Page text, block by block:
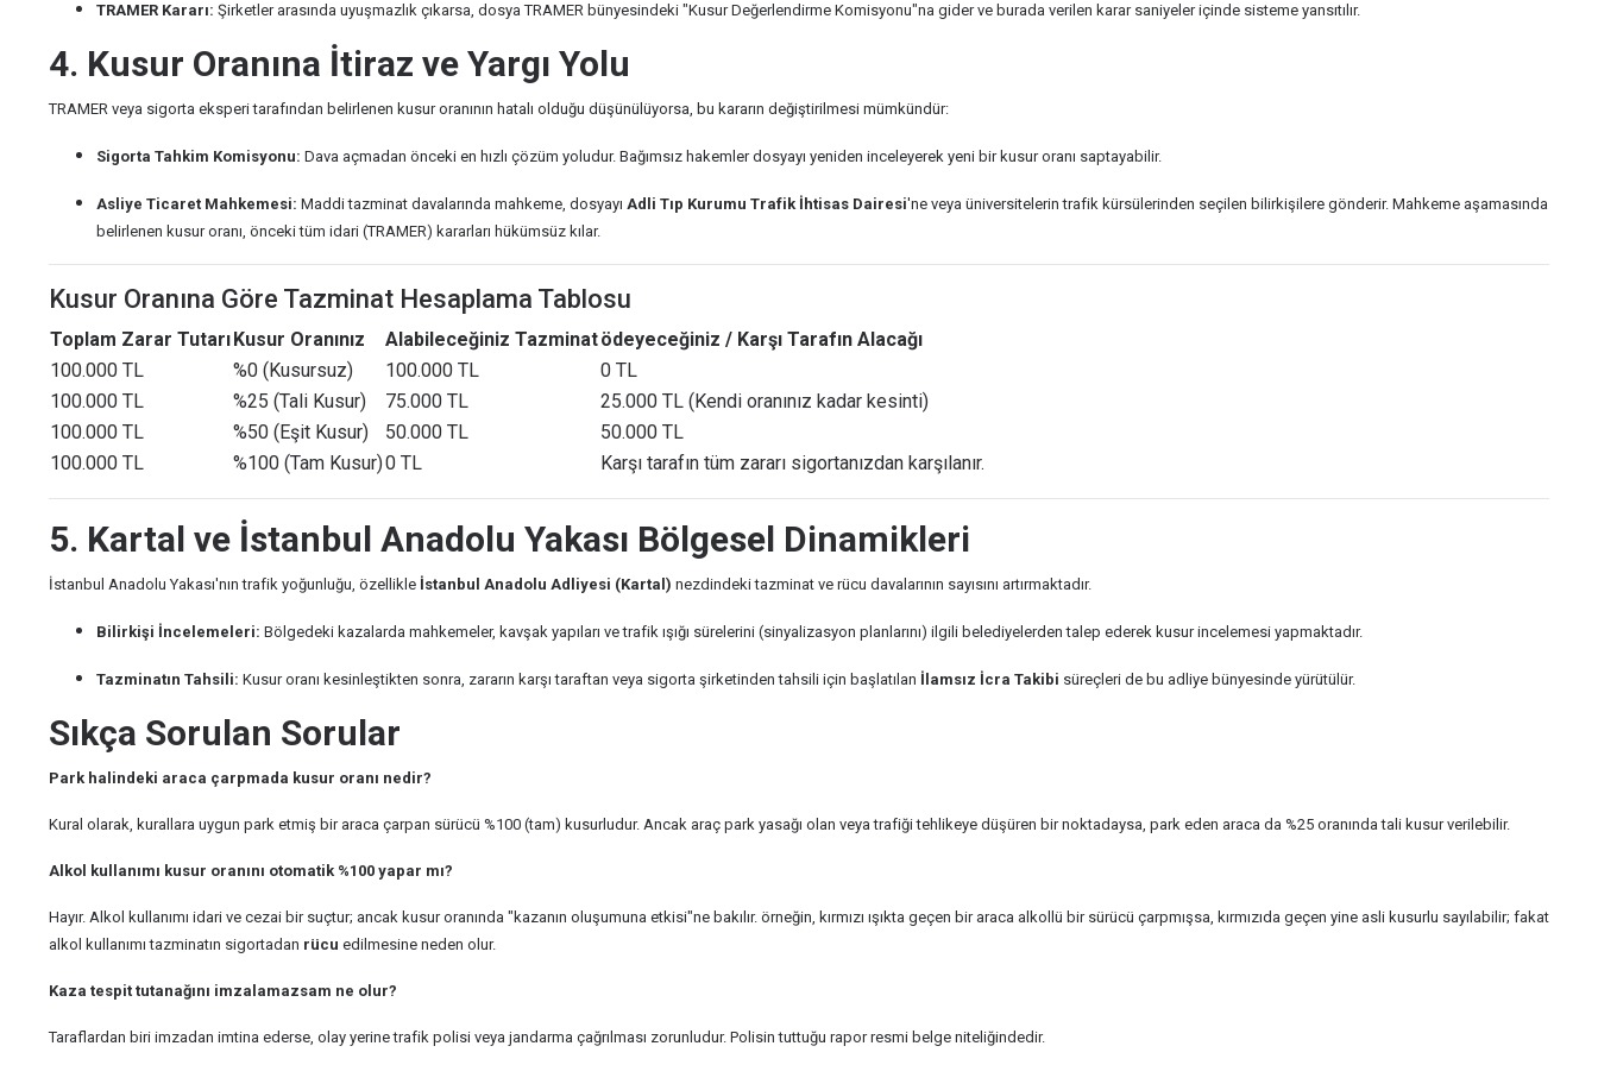
TRAMER Kararı: Şirketler arasında uyuşmazlık çıkarsa, dosya TRAMER bünyesindeki "Kusur Değerlendirme Komisyonu"na gider ve burada verilen karar saniyeler içinde sisteme yansıtılır.
4. Kusur Oranına İtiraz ve Yargı Yolu
TRAMER veya sigorta eksperi tarafından belirlenen kusur oranının hatalı olduğu düşünülüyorsa, bu kararın değiştirilmesi mümkündür:
Sigorta Tahkim Komisyonu: Dava açmadan önceki en hızlı çözüm yoludur. Bağımsız hakemler dosyayı yeniden inceleyerek yeni bir kusur oranı saptayabilir.
Asliye Ticaret Mahkemesi: Maddi tazminat davalarında mahkeme, dosyayı Adli Tıp Kurumu Trafik İhtisas Dairesi'ne veya üniversitelerin trafik kürsülerinden seçilen bilirkişilere gönderir. Mahkeme aşamasında
belirlenen kusur oranı, önceki tüm idari (TRAMER) kararları hükümsüz kılar.
Kusur Oranına Göre Tazminat Hesaplama Tablosu
Toplam Zarar TutarıKusur Oranınız Alabileceğiniz Tazminatödeyeceğiniz / Karşı Tarafın Alacağı
100.000 TL
%0 (Kusursuz) 100.000 TL
0 TL
100.000 TL
%25 (Tali Kusur) 75.000 TL
25.000 TL (Kendi oranınız kadar kesinti)
100.000 TL
%50 (Eşit Kusur) 50.000 TL
50.000 TL
100.000 TL
%100 (Tam Kusur)0 TL Karşı tarafın tüm zararı sigortanızdan karşılanır.
5. Kartal ve İstanbul Anadolu Yakası Bölgesel Dinamikleri
İstanbul Anadolu Yakası'nın trafik yoğunluğu, özellikle İstanbul Anadolu Adliyesi (Kartal) nezdindeki tazminat ve rücu davalarının sayısını artırmaktadır.
Bilirkişi İncelemeleri: Bölgedeki kazalarda mahkemeler, kavşak yapıları ve trafik ışığı sürelerini (sinyalizasyon planlarını) ilgili belediyelerden talep ederek kusur incelemesi yapmaktadır.
Tazminatın Tahsili: Kusur oranı kesinleştikten sonra, zararın karşı taraftan veya sigorta şirketinden tahsili için başlatılan İlamsız İcra Takibi süreçleri de bu adliye bünyesinde yürütülür.
Sıkça Sorulan Sorular
Park halindeki araca çarpmada kusur oranı nedir?
Kural olarak, kurallara uygun park etmiş bir araca çarpan sürücü %100 (tam) kusurludur. Ancak araç park yasağı olan veya trafiği tehlikeye düşüren bir noktadaysa, park eden araca da %25 oranında tali kusur verilebilir.
Alkol kullanımı kusur oranını otomatik %100 yapar mı?
Hayır. Alkol kullanımı idari ve cezai bir suçtur; ancak kusur oranında "kazanın oluşumuna etkisi"ne bakılır. örneğin, kırmızı ışıkta geçen bir araca alkollü bir sürücü çarpmışsa, kırmızıda geçen yine asli kusurlu sayılabilir; fakat
alkol kullanımı tazminatın sigortadan rücu edilmesine neden olur.
Kaza tespit tutanağını imzalamazsam ne olur?
Taraflardan biri imzadan imtina ederse, olay yerine trafik polisi veya jandarma çağrılması zorunludur. Polisin tuttuğu rapor resmi belge niteliğindedir.